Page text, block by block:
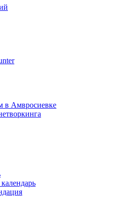
в Амвросиевке